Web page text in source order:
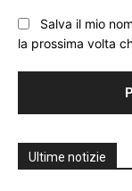
Salva il mio
la prossima volta
Ultime notizie